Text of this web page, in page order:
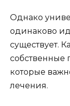
Однако
одинаково
существует.
собственные
которые
лечения.